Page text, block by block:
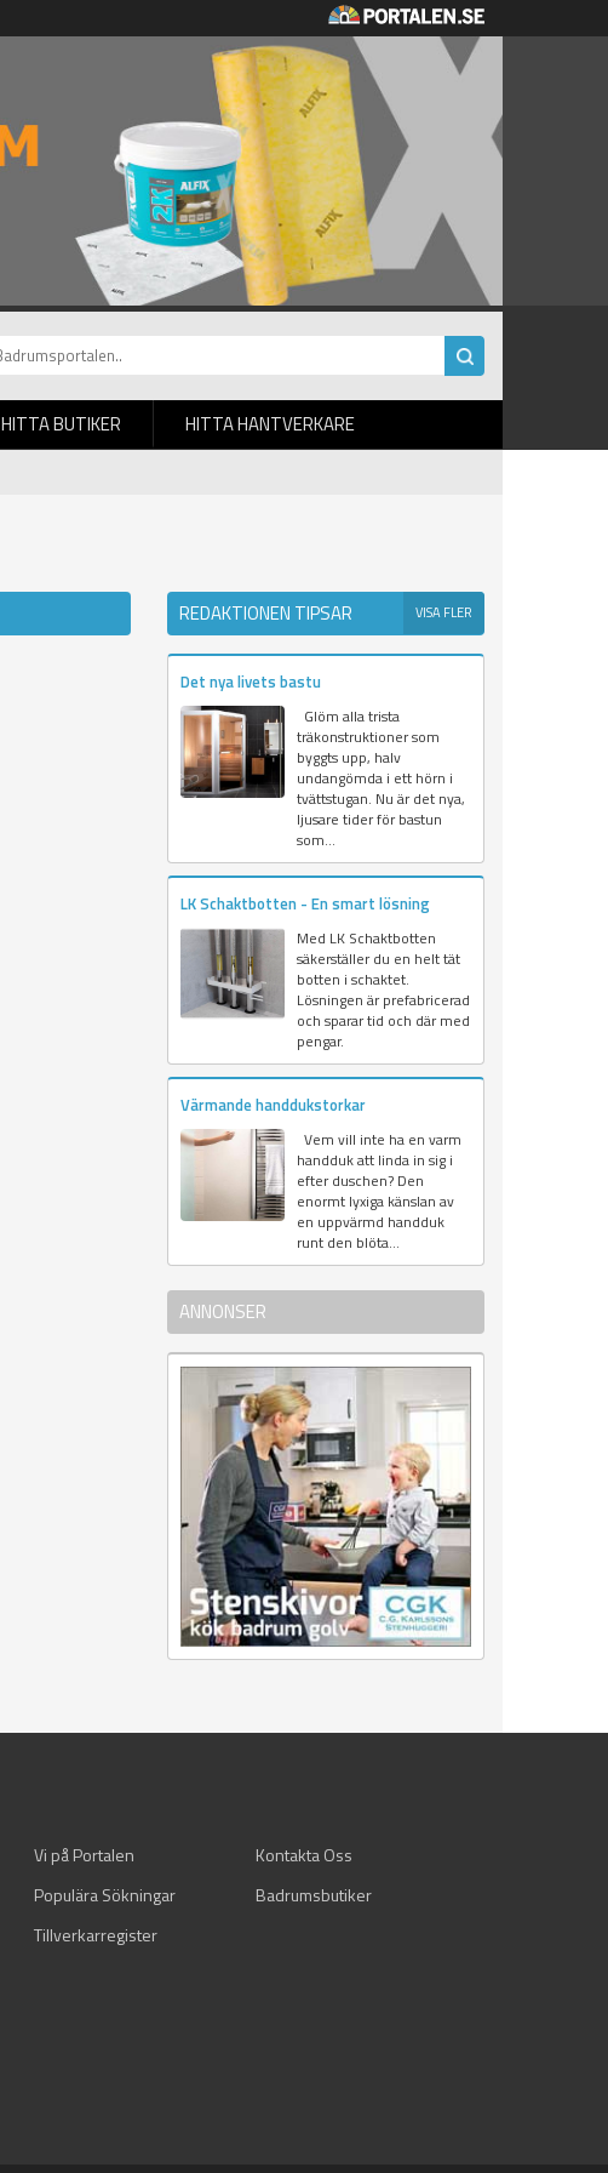
HITTA BUTIKER HITTA HANTVERKARE
REDAKTIONEN TIPSAR VISA FLER
Det nya livets bastu
Glöm alla trista
träkonstruktioner som
byggts upp, halv
undangömda i ett hörn i
tvättstugan. Nu är det nya,
ljusare tider för bastun
som...
LK Schaktbotten - En smart lösning
Med LK Schaktbotten
säkerställer du en helt tät
botten i schaktet.
Lösningen är prefabricerad
och sparar tid och där med
pengar.
Värmande handdukstorkar
Vem vill inte ha en varm
handduk att linda in sig i
efter duschen? Den
enormt lyxiga känslan av
en uppvärmd handduk
runt den blöta...
ANNONSER
Vi på Portalen
Kontakta Oss
Populära Sökningar
Badrumsbutiker
Tillverkarregister